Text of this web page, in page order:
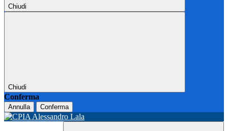
Chiudi
Chiudi
Conferma
Annulla Conferma